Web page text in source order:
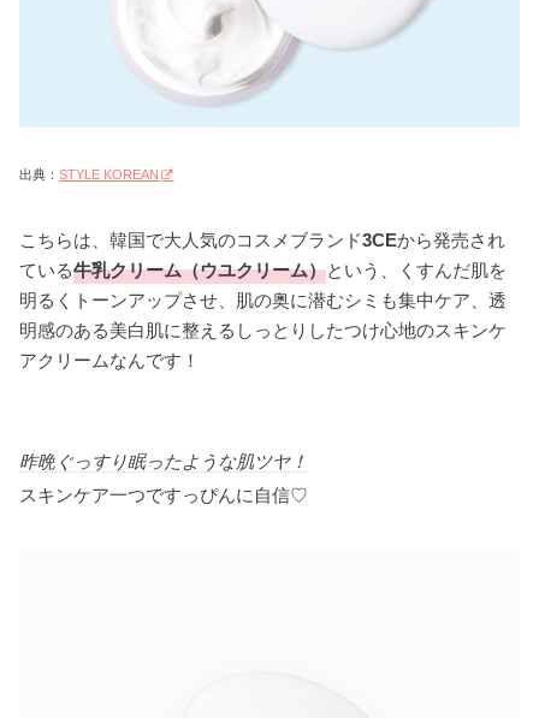
出典：STYLE KOREAN
こちらは、韓国で大人気のコスメブランド3CEから発売され
ている牛乳クリーム（ウユクリーム）という、くすんだ肌を
明るくトーンアップさせ、肌の奥に潜むシミも集中ケア、透
明感のある美白肌に整えるしっとりしたつけ心地のスキンケ
アクリームなんです！
昨晩ぐっすり眠ったような肌ツヤ！
スキンケア一つですっぴんに自信♡